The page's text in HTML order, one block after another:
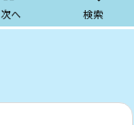
次へ 検索